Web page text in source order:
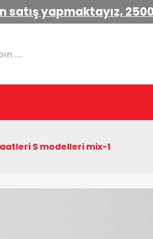
satış yapmaktayız,
S modelleri mix-1